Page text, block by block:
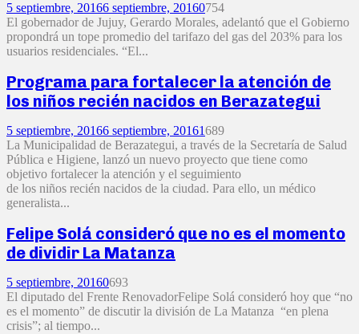
5 septiembre, 20166 septiembre, 20160754
El gobernador de Jujuy, Gerardo Morales, adelantó que el Gobierno
propondrá un tope promedio del tarifazo del gas del 203% para los
usuarios residenciales. “El...
Programa para fortalecer la atención de
los niños recién nacidos en Berazategui
5 septiembre, 20166 septiembre, 20161689
La Municipalidad de Berazategui, a través de la Secretaría de Salud
Pública e Higiene, lanzó un nuevo proyecto que tiene como
objetivo fortalecer la atención y el seguimiento
de los niños recién nacidos de la ciudad. Para ello, un médico
generalista...
Felipe Solá consideró que no es el momento
de dividir La Matanza
5 septiembre, 20160693
El diputado del Frente RenovadorFelipe Solá consideró hoy que “no
es el momento” de discutir la división de La Matanza “en plena
crisis”; al tiempo...